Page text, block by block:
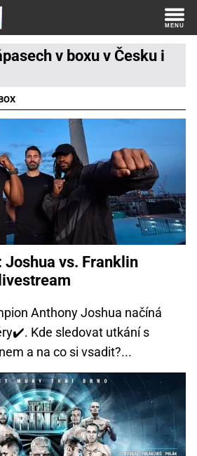
v boxu v Česku i
Joshua vs. Franklin
Anthony Joshua načíná
Kde sledovat utkání s
a na co si vsadit?...